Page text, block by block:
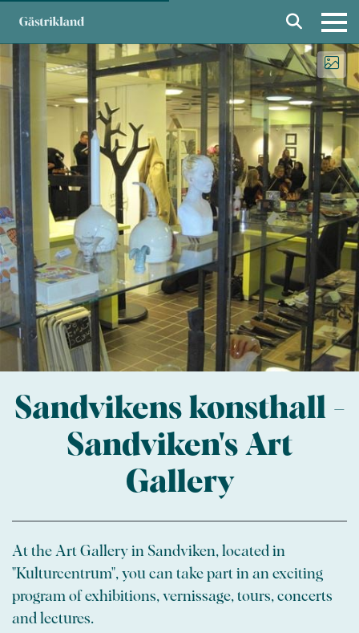
Sandvikens konsthall -
Sandviken's Art
Gallery
At the Art Gallery in Sandviken, located in
"Kulturcentrum", you can take part in an exciting
program of exhibitions, vernissage, tours, concerts
and lectures.